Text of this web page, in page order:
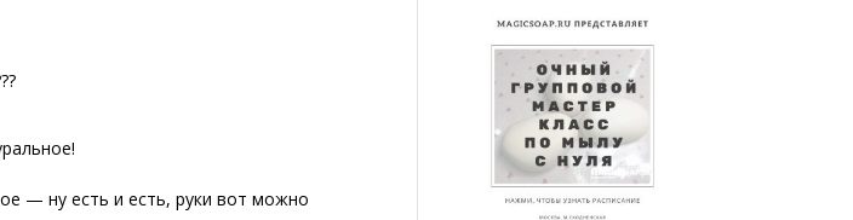
— ну есть и есть, руки вот можно